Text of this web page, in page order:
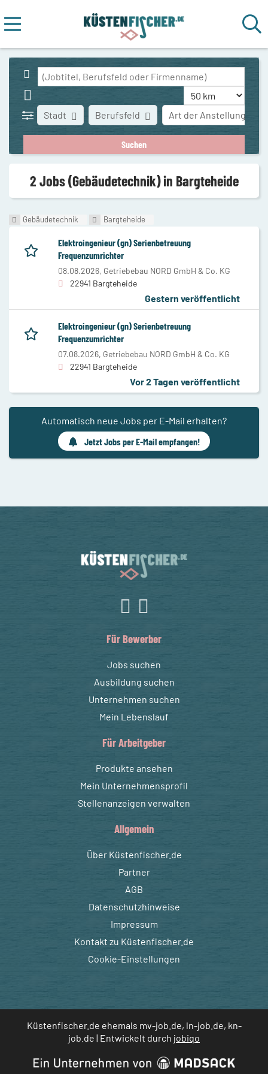
Stadt Art der Anstellung
Berufsfeld
2 Jobs (Gebäudetechnik) in Bargteheide
Gebäudetechnik Bargteheide
Elektroingenieur (gn) Serienbetreuung
Frequenzumrichter
08.08.2026, Getriebebau NORD GmbH & Co. KG
22941 Bargteheide
Gestern veröffentlicht
Elektroingenieur (gn) Serienbetreuung
Frequenzumrichter
07.08.2026, Getriebebau NORD GmbH & Co. KG
22941 Bargteheide
Vor 2 Tagen veröffentlicht
Automatisch neue Jobs per E-Mail erhalten?
Jetzt Jobs per E-Mail empfangen!
Für Bewerber
Jobs suchen
Ausbildung suchen
Unternehmen suchen
Mein Lebenslauf
Für Arbeitgeber
Produkte ansehen
Mein Unternehmensprofil
Stellenanzeigen verwalten
Allgemein
Über Küstenfischer.de
Partner
AGB
Datenschutzhinweise
Impressum
Kontakt zu Küstenfischer.de
Cookie-Einstellungen
Küstenfischer.de ehemals mv-job.de, ln-job.de, kn-
job.de | Entwickelt durch jobiqo